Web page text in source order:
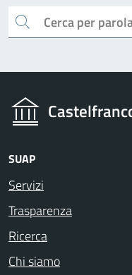
Cerca
SUAP
Servizi
Trasparenza
Ricerca
Chi siamo